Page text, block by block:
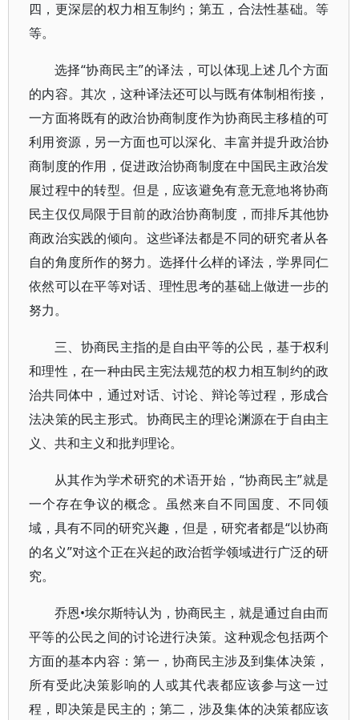
四，更深层的权力相互制约；第五，合法性基础。等
等。
选择“协商民主”的译法，可以体现上述几个方面
的内容。其次，这种译法还可以与既有体制相衔接，
一方面将既有的政治协商制度作为协商民主移植的可
利用资源，另一方面也可以深化、丰富并提升政治协
商制度的作用，促进政治协商制度在中国民主政治发
展过程中的转型。但是，应该避免有意无意地将协商
民主仅仅局限于目前的政治协商制度，而排斥其他协
商政治实践的倾向。这些译法都是不同的研究者从各
自的角度所作的努力。选择什么样的译法，学界同仁
依然可以在平等对话、理性思考的基础上做进一步的
努力。
三、协商民主指的是自由平等的公民，基于权利
和理性，在一种由民主宪法规范的权力相互制约的政
治共同体中，通过对话、讨论、辩论等过程，形成合
法决策的民主形式。协商民主的理论渊源在于自由主
义、共和主义和批判理论。
从其作为学术研究的术语开始，“协商民主”就是
一个存在争议的概念。虽然来自不同国度、不同领
域，具有不同的研究兴趣，但是，研究者都是“以协商
的名义”对这个正在兴起的政治哲学领域进行广泛的研
究。
乔恩•埃尔斯特认为，协商民主，就是通过自由而
平等的公民之间的讨论进行决策。这种观念包括两个
方面的基本内容：第一，协商民主涉及到集体决策，
所有受此决策影响的人或其代表都应该参与这一过
程，即决策是民主的；第二，涉及集体的决策都应该